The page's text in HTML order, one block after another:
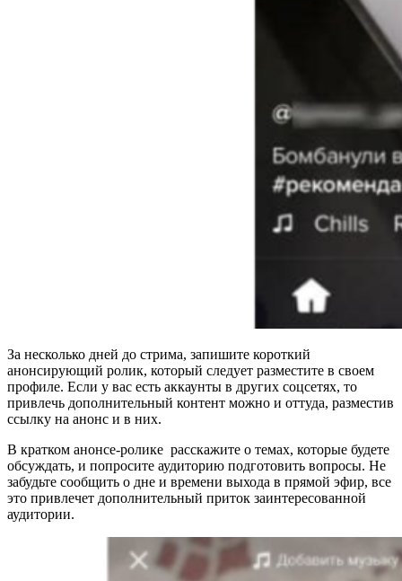
За несколько дней до стрима, запишите короткий
анонсирующий ролик, который следует разместите в своем
профиле. Если у вас есть аккаунты в других соцсетях, то
привлечь дополнительный контент можно и оттуда, разместив
ссылку на анонс и в них.
В кратком анонсе-ролике расскажите о темах, которые будете
обсуждать, и попросите аудиторию подготовить вопросы. Не
забудьте сообщить о дне и времени выхода в прямой эфир, все
это привлечет дополнительный приток заинтересованной
аудитории.